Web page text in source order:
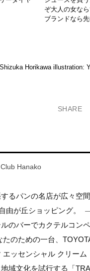
ぞ大人の女な
ブランドなら
Horikawa illustration:
SHARE
Club Hanako
るパンの名店が広々空
由が丘ショッピング。
のバーでカクテルコン
のための一台、
ッセンシャル クリーム
域文化を試行する「